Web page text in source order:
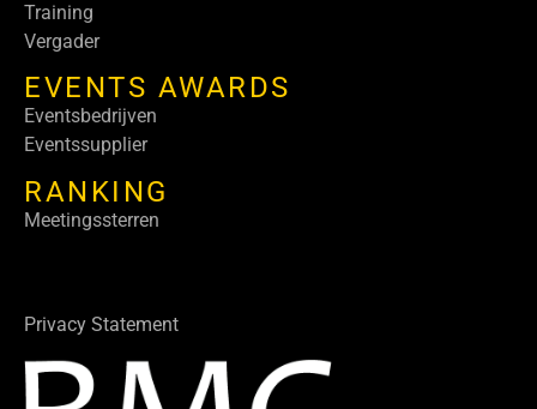
Training
Vergader
EVENTS AWARDS
Eventsbedrijven
Eventssupplier
RANKING
Meetingssterren
Privacy Statement